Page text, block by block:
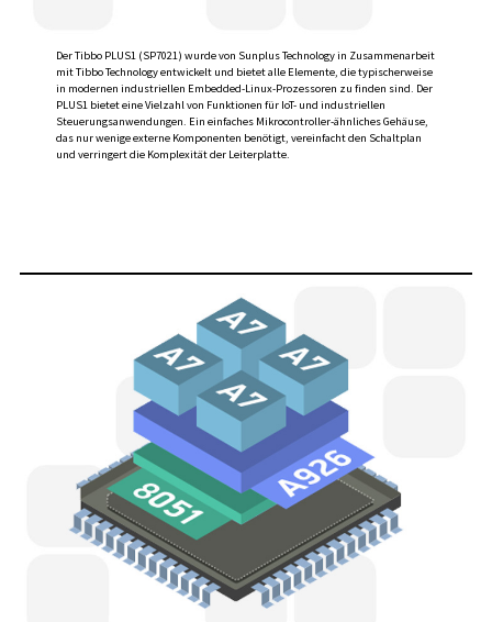
Der Tibbo PLUS1 (SP7021) wurde von Sunplus Technology in Zusammenarbeit
mit Tibbo Technology entwickelt und bietet alle Elemente, die typischerweise
in modernen industriellen Embedded-Linux-Prozessoren zu finden sind. Der
PLUS1 bietet eine Vielzahl von Funktionen für IoT- und industriellen
Steuerungsanwendungen. Ein einfaches Mikrocontroller-ähnliches Gehäuse,
das nur wenige externe Komponenten benötigt, vereinfacht den Schaltplan
und verringert die Komplexität der Leiterplatte.